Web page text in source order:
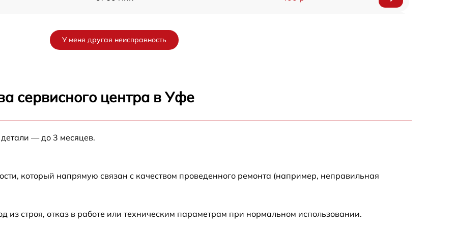
У меня другая неисправность
сервисного центра в Уфе
— до 3 месяцев.
который напрямую связан с качеством проведенного ремонта (например, неправильная
строя, отказ в работе или техническим параметрам при нормальном использовании.